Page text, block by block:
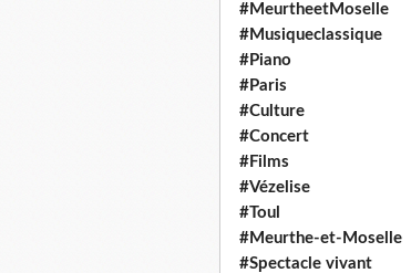
#MeurtheetMoselle
#Musiqueclassique
#Piano
#Paris
#Culture
#Concert
#Films
#Vézelise
#Toul
#Meurthe-et-Moselle
#Spectacle vivant